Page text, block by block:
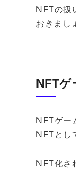
NFTの扱
おきまし
NFTゲ
NFTゲー
NFTとし
NFT化さ